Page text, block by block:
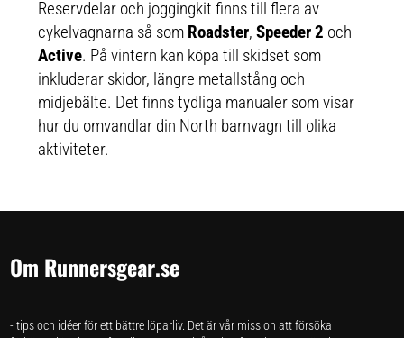
Reservdelar och joggingkit finns till flera av
cykelvagnarna så som Roadster,Speeder 2 och
Active. På vintern kan köpa till skidset som
inkluderar skidor, längre metallstång och
midjebälte. Det finns tydliga manualer som visar
hur du omvandlar din North barnvagn till olika
aktiviteter.
Om Runnersgear.se
- tips och idéer för ett bättre löparliv. Det är vår mission att försöka